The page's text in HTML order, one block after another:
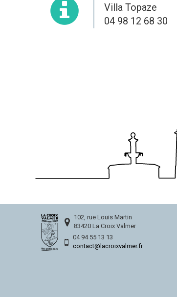
Villa Topaze
04 98 12 68 30
102, rue Louis Martin
83420 La Croix Valmer
04 94 55 13 13
contact@lacroixvalmer.fr